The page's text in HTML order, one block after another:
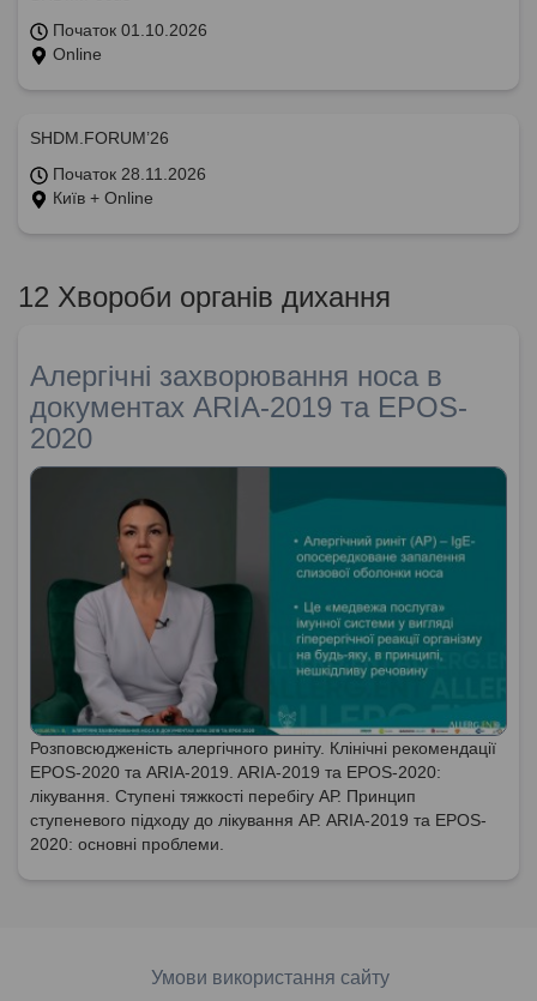
Початок 01.10.2026
Online
SHDM.FORUM’26
Початок 28.11.2026
Київ + Online
12 Хвороби органів дихання
Алергічні захворювання носа в
документах ARIA-2019 та EPOS-
2020
Розповсюдженість алергічного риніту. Клінічні рекомендації
EPOS-2020 та ARIA-2019. ARIA-2019 та EPOS-2020:
лікування. Ступені тяжкості перебігу АР. Принцип
ступеневого підходу до лікування АР. ARIA-2019 та EPOS-
2020: основні проблеми.
Умови використання сайту